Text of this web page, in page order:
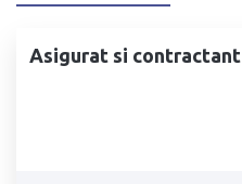
Asigurat si contractant